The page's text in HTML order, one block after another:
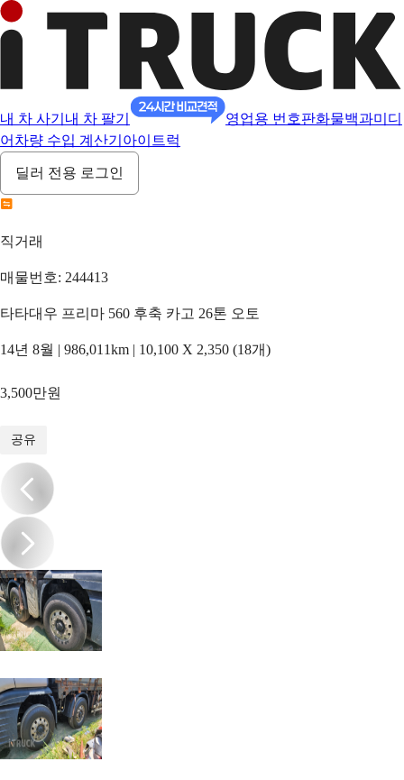
내 차 사기 내 차 팔기 영업용 번호판화물백과미디
어 차량 수입 계산기 아이트럭
딜러 전용 로그인
직거래
매물번호: 244413
타타대우 프리마 560 후축 카고 26톤 오토
14년 8월 | 986,011km | 10,100 X 2,350 (18개)
3,500만원
공유
/11